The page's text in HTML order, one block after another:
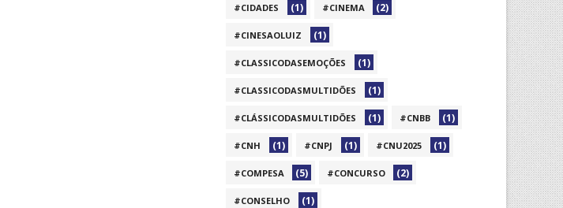
#CIDADES (1) #CINEMA (2)
#CINESAOLUIZ (1)
#CLASSICODASEMOÇÕES (1)
#CLASSICODASMULTIDÕES (1)
#CLÁSSICODASMULTIDÕES (1) #CNBB (1)
#CNH (1) #CNPJ (1) #CNU2025 (1)
#COMPESA (5) #CONCURSO (2)
#CONSELHO (1)